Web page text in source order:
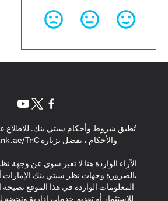
تُطبق شروط وأحكام سيتي بنك.
والأحكام ، تفضل بزيارةTnC
الآراء الواردة هنا لا تعبر سوى عن وجهة
بالضرورة وجهات نظر سيتي بنك الإمارات
المعلومات الواردة في هذا الموقع نصيحة
للاستثمار أو تقديم خدمات إدارية وتخضع